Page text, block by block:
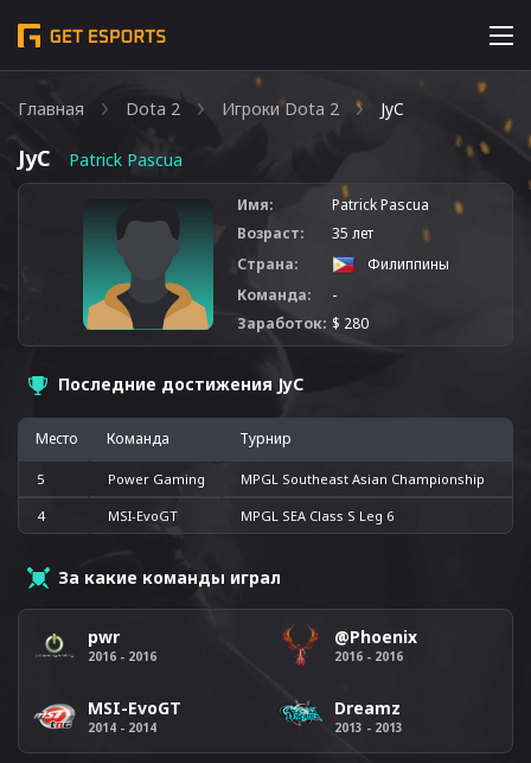
Главная Dota 2 Игроки Dota 2 JyC
JyC Patrick Pascua
Имя:
Patrick Pascua
Возраст:
35 лет
Страна:
Филиппины
Команда:
-
Заработок: $ 280
Последние достижения JyC
Место Команда Турнир
5 Power Gaming MPGL Southeast Asian Championship
4 MSI-EvoGT MPGL SEA Class S Leg 6
За какие команды играл
pwr
2016 - 2016
@Phoenix
2016 - 2016
MSI-EvoGT
2014 - 2014
Dreamz
2013 - 2013